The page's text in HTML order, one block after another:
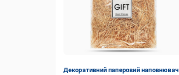
Декоративний паперовий наповнювач